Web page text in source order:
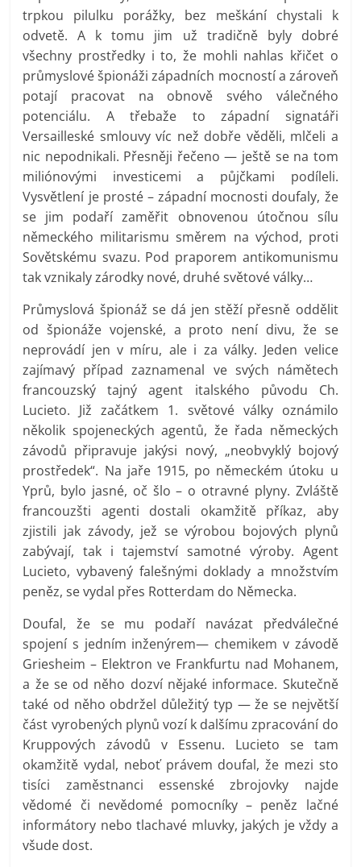
trpkou pilulku porážky, bez meškání chystali k
odvetě. A k tomu jim už tradičně byly dobré
všechny prostředky i to, že mohli nahlas křičet o
průmyslové špionáži západních mocností a zároveň
potají pracovat na obnově svého válečného
potenciálu. A třebaže to západní signatáři
Versailleské smlouvy víc než dobře věděli, mlčeli a
nic nepodnikali. Přesněji řečeno — ještě se na tom
miliónovými investicemi a půjčkami podíleli.
Vysvětlení je prosté – západní mocnosti doufaly, že
se jim podaří zaměřit obnovenou útočnou sílu
německého militarismu směrem na východ, proti
Sovětskému svazu. Pod praporem antikomunismu
tak vznikaly zárodky nové, druhé světové války…
Průmyslová špionáž se dá jen stěží přesně oddělit
od špionáže vojenské, a proto není divu, že se
neprovádí jen v míru, ale i za války. Jeden velice
zajímavý případ zaznamenal ve svých námětech
francouzský tajný agent italského původu Ch.
Lucieto. Již začátkem 1. světové války oznámilo
několik spojeneckých agentů, že řada německých
závodů připravuje jakýsi nový, „neobvyklý bojový
prostředek“. Na jaře 1915, po německém útoku u
Yprů, bylo jasné, oč šlo – o otravné plyny. Zvláště
francouzšti agenti dostali okamžitě příkaz, aby
zjistili jak závody, jež se výrobou bojových plynů
zabývají, tak i tajemství samotné výroby. Agent
Lucieto, vybavený falešnými doklady a množstvím
peněz, se vydal přes Rotterdam do Německa.
Doufal, že se mu podaří navázat předválečné
spojení s jedním inženýrem— chemikem v závodě
Griesheim – Elektron ve Frankfurtu nad Mohanem,
a že se od něho dozví nějaké informace. Skutečně
také od něho obdržel důležitý typ — že se největší
část vyrobených plynů vozí k dalšímu zpracování do
Kruppových závodů v Essenu. Lucieto se tam
okamžitě vydal, neboť právem doufal, že mezi sto
tisíci zaměstnanci essenské zbrojovky najde
vědomé či nevědomé pomocníky – peněz lačné
informátory nebo tlachavé mluvky, jakých je vždy a
všude dost.